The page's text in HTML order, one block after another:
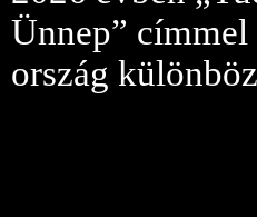
Ünnep”
ország